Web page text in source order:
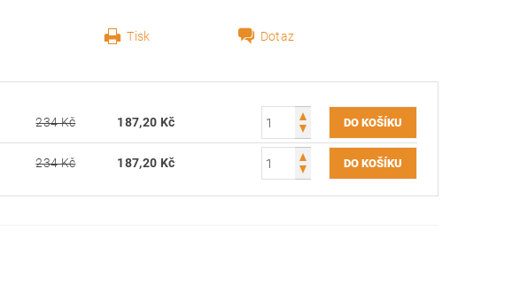
Tisk Dotaz
234 Kč 187,20 Kč
234 Kč 187,20 Kč